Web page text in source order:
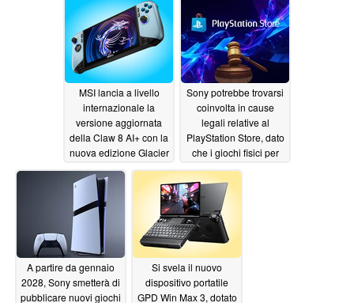
PlayStation07/07/2026
l’abbandono dei dischi
da parte di Sony
07/06/2026
MSI lancia a livello
internazionale la
versione aggiornata
della Claw 8 AI+ con la
nuova edizione Glacier
07/03/2026
Sony potrebbe trovarsi
coinvolta in cause
legali relative al
PlayStation Store, dato
che i giochi fisici per
al formato digitale
07/02/2026
A partire da gennaio
2028, Sony smetterà di
pubblicare nuovi giochi
Si svela il nuovo
dispositivo portatile
GPD Win Max 3, dotato